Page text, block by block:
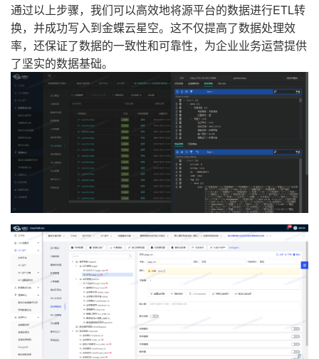
通过以上步骤，我们可以高效地将源平台的数据进行ETL转
换，并成功写入到金蝶云星空。这不仅提高了数据处理效
率，还保证了数据的一致性和可靠性，为企业业务运营提供
了坚实的数据基础。